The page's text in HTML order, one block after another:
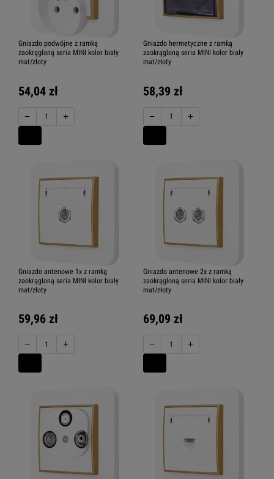
Gniazdo podwójne z ramką
zaokrągloną seria MINI kolor biały
mat/złoty
54,04 zł
− +
Gniazdo hermetyczne z ramką
zaokrągloną seria MINI kolor biały
mat/złoty
58,39 zł
− +
Gniazdo antenowe 1x z ramką
zaokrągloną seria MINI kolor biały
mat/złoty
59,96 zł
− +
Gniazdo antenowe 2x z ramką
zaokrągloną seria MINI kolor biały
mat/złoty
69,09 zł
− +